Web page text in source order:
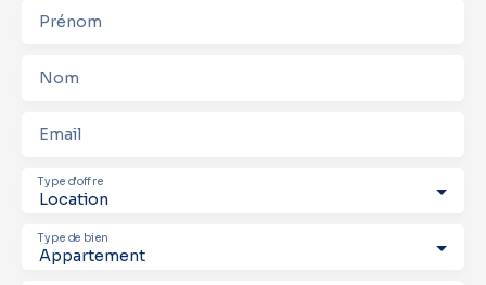
Prénom
Nom
Email
Location
Type d'offre
Appartement
Type de bien